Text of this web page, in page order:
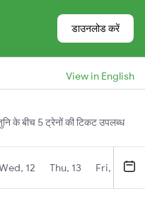
डाउनलोड करें
View in English
के बीच 5 ट्रेनों की टिकट उपलब्ध
12 Thu, 13 Fri, 14